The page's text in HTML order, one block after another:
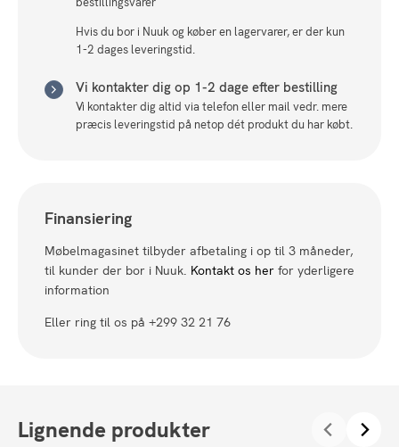
Hvis du bor i Nuuk og køber en lagervarer, er der kun
1-2 dages leveringstid.
Vi kontakter dig op 1-2 dage efter bestilling
Vi kontakter dig altid via telefon eller mail vedr. mere
præcis leveringstid på netop dét produkt du har købt.
Finansiering
Møbelmagasinet tilbyder afbetaling i op til 3 måneder,
til kunder der bor i Nuuk. Kontakt os her for yderligere
information
Eller ring til os på +299 32 21 76
Lignende produkter